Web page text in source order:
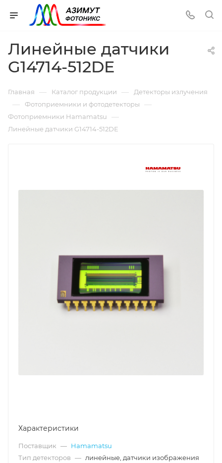
Линейные датчики
G14714-512DE
Главная — Каталог продукции — Детекторы излучения
— Фотоприемники и фотодетекторы —
Фотоприемники Hamamatsu —
Линейные датчики G14714-512DE
Характеристики
Поставщик — Hamamatsu
Тип детекторов — линейные, датчики изображения